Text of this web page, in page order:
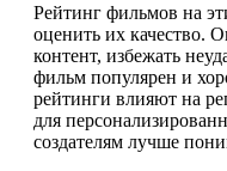
Рейтинг фильмов на
оценить их качество.
контент, избежать
фильм популярен и
рейтинги влияют на
для
создателям лучше